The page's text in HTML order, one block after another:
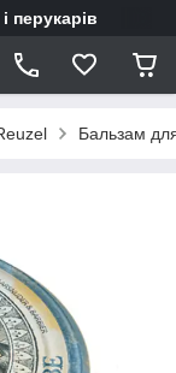
перукарів
Бальзам